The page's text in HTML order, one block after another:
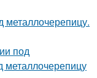
металлочерепицу.
под
металлочерепицу